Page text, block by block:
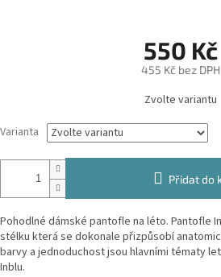
550 Kč
455 Kč bez DPH
Měrná
cena:
Zvolte variantu
Varianta
Přidat do
Pohodlné dámské pantofle na léto. Pantofle
stélku která se dokonale přizpůsobí
barvy a jednoduchost jsou hlavními tématy
Inblu.